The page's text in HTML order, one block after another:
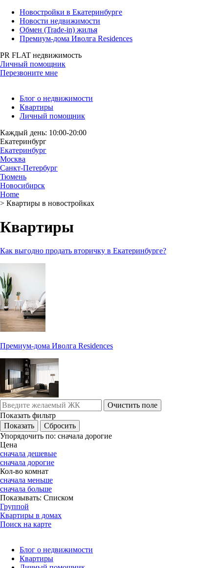
Новостройки в Екатеринбурге
Новости недвижимости
Обмен (Trade-in) жилья
Премиум-дома Иволга Residences
PR FLAT недвижимость
Личный помощник
Перезвоните мне
Блог о недвижимости
Квартиры
Личный помощник
Каждый день: 10:00-20:00
Екатеринбург
Екатеринбург
Москва
Санкт-Петербург
Тюмень
Новосибирск
Home
> Квартиры в новостройках
Квартиры
Как выгодно продать вторичку в Екатеринбурге?
Премиум-дома Иволга Residences
Очистить поле
Показать фильтр
Упорядочить по: сначала дорогие
Цена
сначала дешевые
сначала дорогие
Кол-во комнат
сначала меньше
сначала больше
Показывать: Списком
Группой
Квартиры в домах
Поиск на карте
Блог о недвижимости
Квартиры